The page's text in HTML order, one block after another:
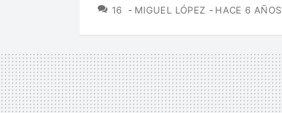
16 COMENTARIOS
MIGUEL LÓPEZ HACE 6 AÑOS